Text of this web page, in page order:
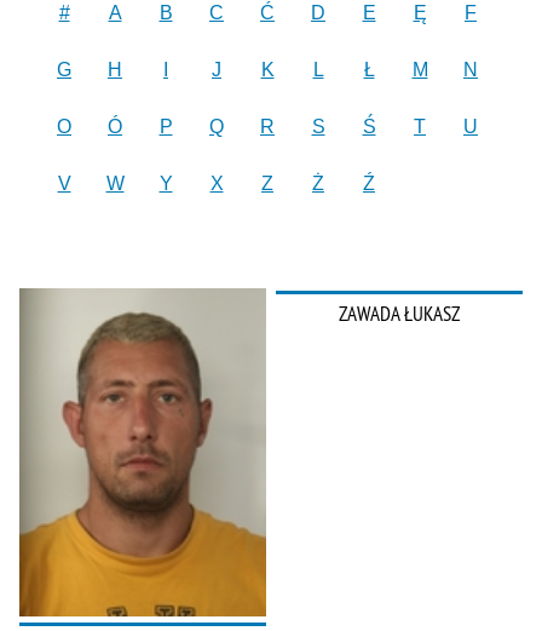
# A B C Ć D E Ę F
G H J K L Ł M N
O Ó P Q R S Ś T U
V W Y X Z Ż Ź
ZAWADA ŁUKASZ